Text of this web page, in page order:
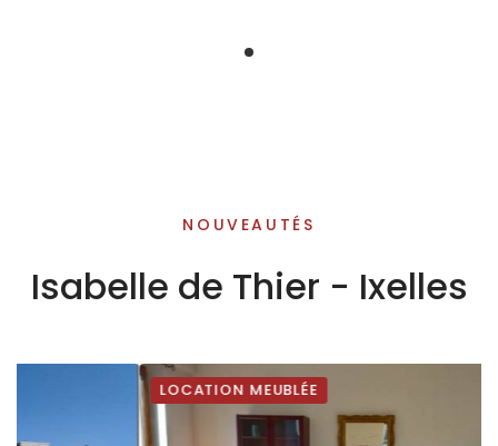
Isabelle de Thier
NOUVEAUTÉS
Isabelle de Thier - Ixelles
LOCATION MEUBLÉE